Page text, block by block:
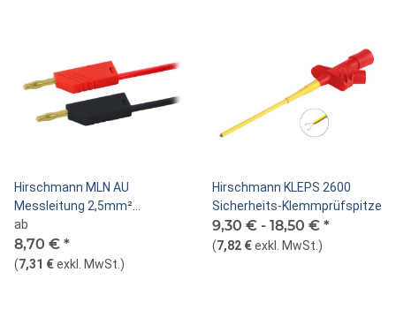
Hirschmann MLN AU
Messleitung 2,5mm²
vergoldet
ab
8,70 € *
(7,31 €exkl. MwSt. )
Hirschmann KLEPS 2600
Sicherheits-Klemmprüfspitze
9,30 € - 18,50 € *
(7,82 €exkl. MwSt. )